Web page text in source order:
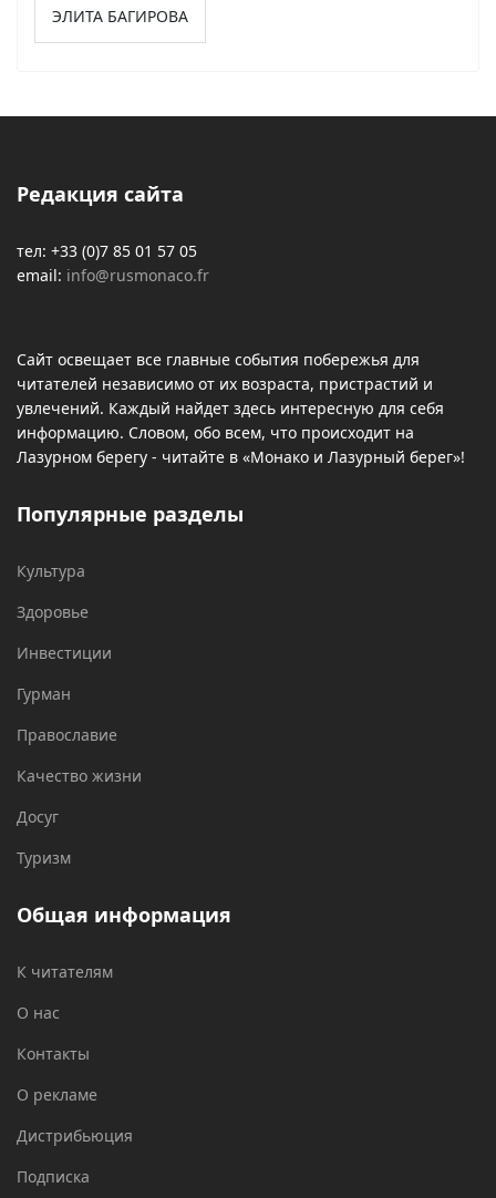
ЭЛИТА БАГИРОВА
Редакция сайта
тел: +33 (0)7 85 01 57 05
email: info@rusmonaco.fr
Сайт освещает все главные события побережья для
читателей независимо от их возраста, пристрастий и
увлечений. Каждый найдет здесь интересную для себя
информацию. Словом, обо всем, что происходит на
Лазурном берегу - читайте в «Монако и Лазурный берег»!
Популярные разделы
Культура
Здоровье
Инвестиции
Гурман
Православие
Качество жизни
Досуг
Туризм
Общая информация
К читателям
О нас
Контакты
О рекламе
Дистрибьюция
Подписка